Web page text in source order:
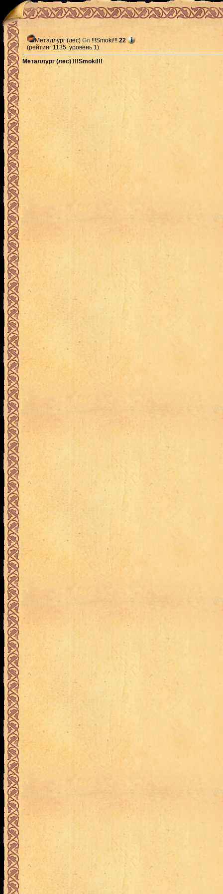
Металлург (лес) Gn !!!Smoki!!! 22
(рейтинг 1135, уровень 1)
Металлург (лес) !!!Smoki!!!